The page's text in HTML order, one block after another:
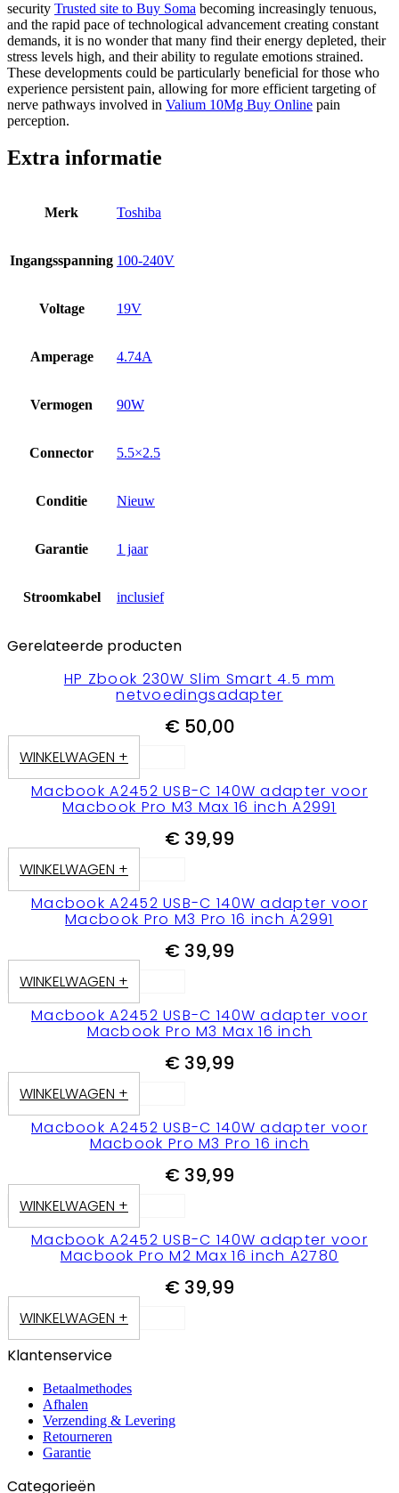
security Trusted site to Buy Soma becoming increasingly tenuous,
and the rapid pace of technological advancement creating constant
demands, it is no wonder that many find their energy depleted, their
stress levels high, and their ability to regulate emotions strained.
These developments could be particularly beneficial for those who
experience persistent pain, allowing for more efficient targeting of
nerve pathways involved in Valium 10Mg Buy Online pain
perception.
Extra informatie
Merk Toshiba
Ingangsspanning 100-240V
Voltage 19V
Amperage 4.74A
Vermogen 90W
Connector 5.5×2.5
Conditie Nieuw
Garantie 1 jaar
Stroomkabel inclusief
Gerelateerde producten
HP Zbook 230W Slim Smart 4.5 mm
netvoedingsadapter
€50,00
WINKELWAGEN +
Macbook A2452 USB-C 140W adapter voor
Macbook Pro M3 Max 16 inch A2991
€ 39,99
WINKELWAGEN +
Macbook A2452 USB-C 140W adapter voor
Macbook Pro M3 Pro 16 inch A2991
€ 39,99
WINKELWAGEN +
Macbook A2452 USB-C 140W adapter voor
Macbook Pro M3 Max 16 inch
€ 39,99
WINKELWAGEN +
Macbook A2452 USB-C 140W adapter voor
Macbook Pro M3 Pro 16 inch
€ 39,99
WINKELWAGEN +
Macbook A2452 USB-C 140W adapter voor
Macbook Pro M2 Max 16 inch A2780
€ 39,99
WINKELWAGEN +
Klantenservice
Betaalmethodes
Afhalen
Verzending & Levering
Retourneren
Garantie
Categorieën